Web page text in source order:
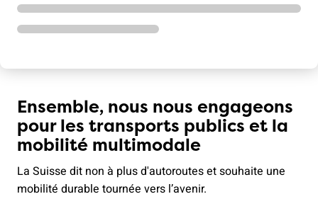
Ensemble, nous nous engageons
pour les transports publics et la
mobilité multimodale
La Suisse dit non à plus d'autoroutes et souhaite une
mobilité durable tournée vers l’avenir.